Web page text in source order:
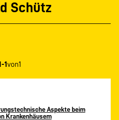
Schütz
1von1
Aspekte beim
Krankenhäusem